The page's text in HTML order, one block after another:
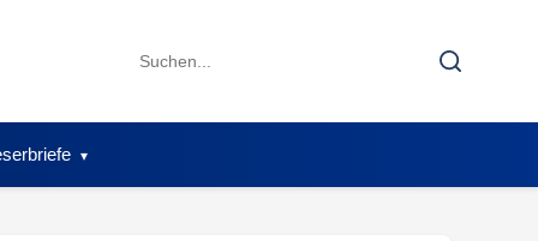
Search
Search